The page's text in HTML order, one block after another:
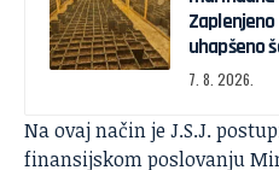
uhapšeno
7. 8. 2026.
Na ovaj način je J.S.J.
finansijskom poslovanju